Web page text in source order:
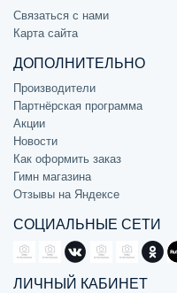
Связаться с нами
Карта сайта
ДОПОЛНИТЕЛЬНО
Производители
Партнёрская программа
Акции
Новости
Как оформить заказ
Гимн магазина
Отзывы на Яндексе
СОЦИАЛЬНЫЕ СЕТИ
ЛИЧНЫЙ КАБИНЕТ